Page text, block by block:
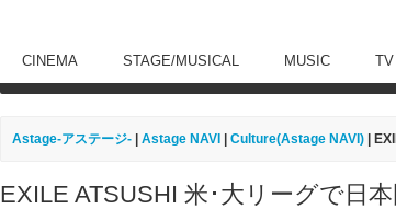
CINEMA STAGE/MUSICAL MUSIC TV
Astage-アステージ- Astage NAVI Culture(Astage NAVI) |
EXILE ATSUSHI 米･大リーグで日